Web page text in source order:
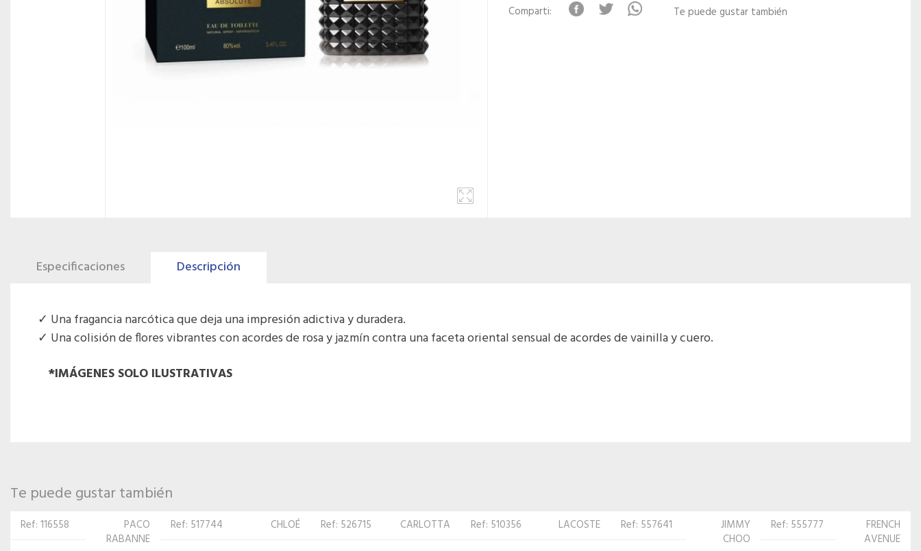
Comparti: Te puede gustar también
Especificaciones Descripción
Una fragancia narcótica que deja una impresión adictiva y duradera.
Una colisión de flores vibrantes con acordes de rosa y jazmín contra una faceta oriental sensual de acordes de vainilla y cuero.
*IMÁGENES SOLO ILUSTRATIVAS
Te puede gustar también
Ref: 517744 CHLOÉ Ref: 526715 CARLOTTA Ref: 510356 LACOSTE Ref: 557641
JIMMY
Ref: 555777
FRENCH
AVENUE
Ref: 473293 CARLOTTA